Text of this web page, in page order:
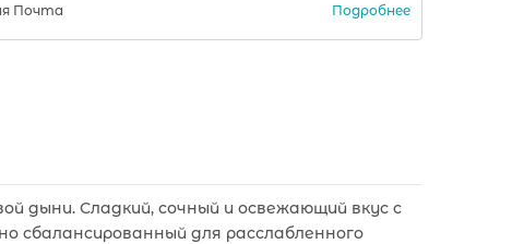
Почта Подробнее
дыни. Сладкий, сочный и освежающий вкус с
сбалансированный для расслабленного